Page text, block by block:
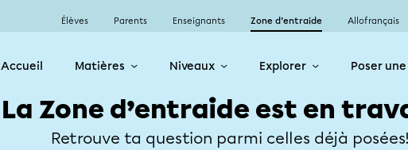
Élèves Parents Enseignants Zone d’entraide Allofrançais
Accueil Matières Niveaux Explorer Poser
La Zone d’entraide est en
Retrouve ta question parmi celles déjà